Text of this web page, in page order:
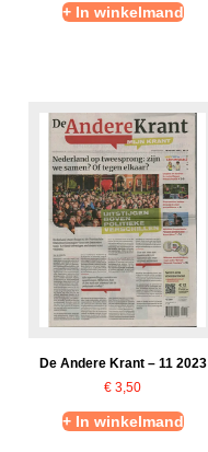
+ In winkelmand
De Andere Krant – 11 2023
€ 3,50
+ In winkelmand